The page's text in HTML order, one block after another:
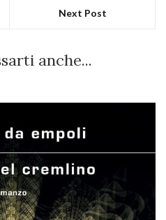
Next Post
anche...